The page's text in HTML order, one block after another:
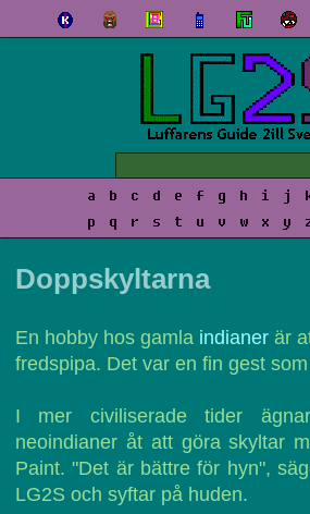
a b c d e f g h i j
p
q r s t u v w x y
Doppskyltarna
En hobby hos gamla indianer är
fredspipa. Det var en fin gest
I mer civiliserade tider
neoindianer åt att göra skyltar
Paint. "Det är bättre för hyn",
LG2S och syftar på huden.